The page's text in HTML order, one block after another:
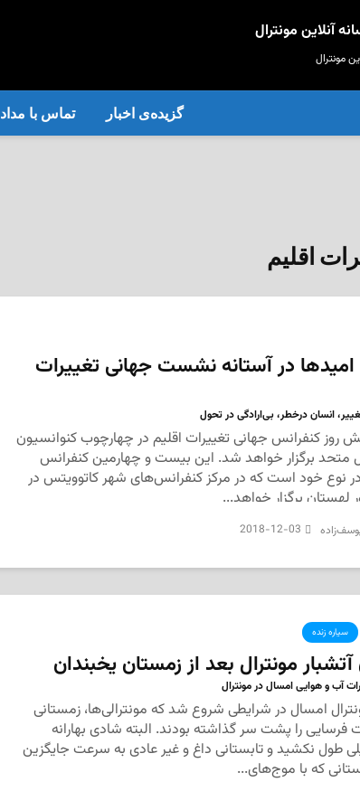
مونترال
گزیده‌ی‌ اخبار تماس با مداد
امیدها در آستانه نشست جهانی تغییرات
انسان درخطر، بی‌ارادگی در تحول
روز کنفرانس جهانی تغییرات اقلیم در چهارچوب کنوانسیون
متحد برگزار خواهد شد. این بیست و چهارمین کنفرانس
در نوع خود است که در مرکز کنفرانس‌های شهر کاتوویتس در
برگزار خواهد...
2018-12-03
سیاره زنده
آتشبار مونترال بعد از زمستان یخبندان
آب و هوایی امسال در مونترال
امسال در شرایطی شروع شد که مونترالی‌ها، زمستانی
را پشت سر گذاشته بودند. البته شادی بهارانه
طول نکشید و تابستانی داغ و غیر عادی به سرعت جایگزین
که با موج‌های...